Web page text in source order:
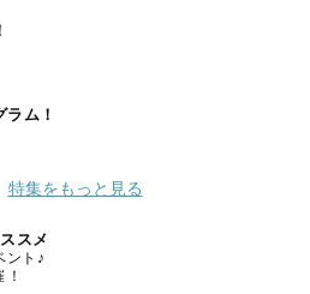
ム！
特集をもっと見る
スメ
ント♪